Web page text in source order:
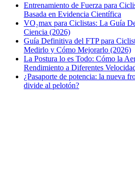
Entrenamiento de Fuerza para
Basada en Evidencia Científica
VO₂max para Ciclistas: La Guía
Ciencia (2026)
Guía Definitiva del FTP para
Medirlo y Cómo Mejorarlo (2026)
La Postura lo es Todo: Cómo la
Rendimiento a Diferentes
¿Pasaporte de potencia: la nueva
divide al pelotón?